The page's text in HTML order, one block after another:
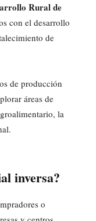
Rural de
con el desarrollo
de
de producción
áreas de
la
inversa?
o